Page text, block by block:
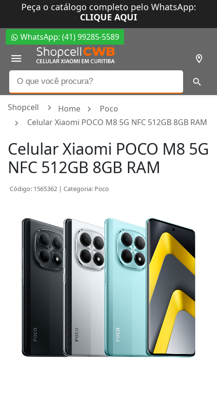
Peça o catálogo completo pelo WhatsApp:
CLIQUE AQUI
WhatsApp: (41) 99285-5589
Shopcell Home
Poco
Celular Xiaomi POCO M8 5G NFC 512GB 8GB RAM
Celular Xiaomi POCO M8 5G
NFC 512GB 8GB RAM
Código: 1565362 | Categoria: Poco